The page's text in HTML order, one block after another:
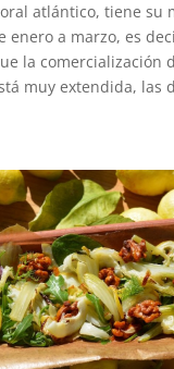
atlántico, tiene su
enero a marzo, es
la comercialización
muy extendida, las